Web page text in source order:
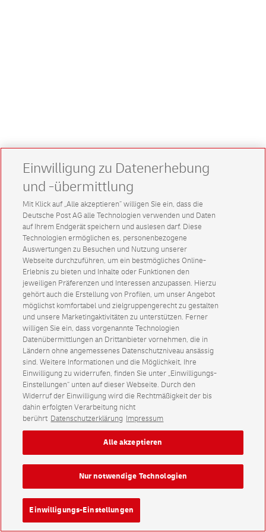
Einwilligung zu Datenerhebung
und -übermittlung
Mit Klick auf „Alle akzeptieren” willigen Sie ein, dass die
Deutsche Post AG alle Technologien verwenden und Daten
auf Ihrem Endgerät speichern und auslesen darf. Diese
Technologien ermöglichen es, personenbezogene
Auswertungen zu Besuchen und Nutzung unserer
Webseite durchzuführen, um ein bestmögliches Online-
Erlebnis zu bieten und Inhalte oder Funktionen den
jeweiligen Präferenzen und Interessen anzupassen. Hierzu
gehört auch die Erstellung von Profilen, um unser Angebot
möglichst komfortabel und zielgruppengerecht zu gestalten
und unsere Marketingaktivitäten zu unterstützen. Ferner
willigen Sie ein, dass vorgenannte Technologien
Datenübermittlungen an Drittanbieter vornehmen, die in
Ländern ohne angemessenes Datenschutzniveau ansässig
sind. Weitere Informationen und die Möglichkeit, Ihre
Einwilligung zu widerrufen, finden Sie unter „Einwilligungs-
Einstellungen“ unten auf dieser Webseite. Durch den
Widerruf der Einwilligung wird die Rechtmäßigkeit der bis
dahin erfolgten Verarbeitung nicht
berührt Datenschutzerklärung Impressum
Einwilligungs-Einstellungen
Nur notwendige Technologien
Alle akzeptieren